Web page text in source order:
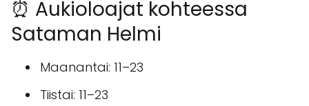
⏰ Aukioloajat kohteessa
Sataman Helmi
Maanantai: 11–23
Tiistai: 11–23